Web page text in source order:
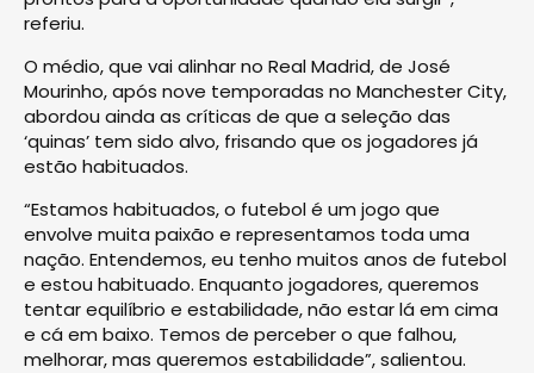
referiu.
O médio, que vai alinhar no Real Madrid, de José
Mourinho, após nove temporadas no Manchester City,
abordou ainda as críticas de que a seleção das
‘quinas’ tem sido alvo, frisando que os jogadores já
estão habituados.
“Estamos habituados, o futebol é um jogo que
envolve muita paixão e representamos toda uma
nação. Entendemos, eu tenho muitos anos de futebol
e estou habituado. Enquanto jogadores, queremos
tentar equilíbrio e estabilidade, não estar lá em cima
e cá em baixo. Temos de perceber o que falhou,
melhorar, mas queremos estabilidade”, salientou.